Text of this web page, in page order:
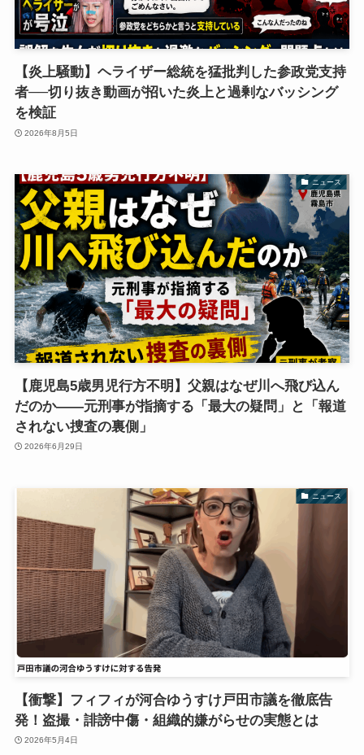
【炎上騒動】ヘライザー総統を猛批判した参政党支持
者──切り抜き動画が招いた炎上と過剰なバッシング
を検証
2026年8月5日
ニュース
【鹿児島5歳男児行方不明】父親はなぜ川へ飛び込ん
だのか――元刑事が指摘する「最大の疑問」と「報道
されない捜査の裏側」
2026年6月29日
ニュース
【衝撃】フィフィが河合ゆうすけ戸田市議を徹底告
発！盗撮・誹謗中傷・組織的嫌がらせの実態とは
2026年5月4日